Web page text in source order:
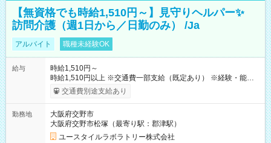
【無資格でも時給1,510円～】見守りヘルパー✨
訪問介護（週1日から／日勤のみ） /Ja
アルバイト 職種未経験OK
給与
時給1,510円～
時給1,510円以上 ※交通費一部支給（既定あり） ※経験・能力を
考慮して決定します 【収入例】 週1回勤務の場合：1,510円×8時
間×4回=4万8,320円 週3回勤務の場合：1,510円×8時間×12回
1,600円 【試用期間】試用期間あり 試用期間の長さ：2ヶ月
※ 雇用形態と給与に、本採用時と異なる部分があります。 雇用
形態：本採用時と同じです。 給与：時給 1,180円以上
交通費別途支給あり
勤務地
大阪府交野市
大阪府交野市松塚（最寄り駅：郡津駅）
ユースタイルラボラトリー株式会社